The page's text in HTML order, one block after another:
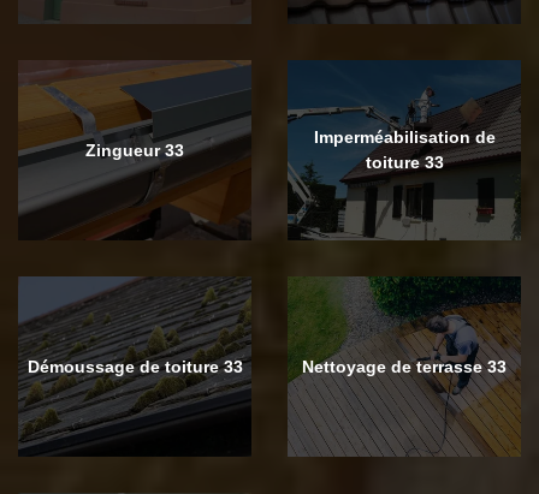
Zingueur 33
Imperméabilisation de
toiture 33
Démoussage de toiture 33 Nettoyage de terrasse 33